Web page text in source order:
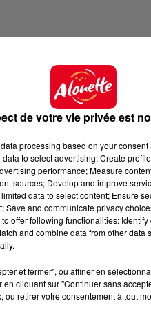
de votre vie privée est
processing based on your
to select advertising; Create
performance; Measure
sources; Develop and improve
data to select content; Ensure
Save and communicate privacy
offer following functionalities:
and combine data from other data
et fermer", ou affiner en
cliquant sur "Continuer sans
ou retirer votre consentement à tout